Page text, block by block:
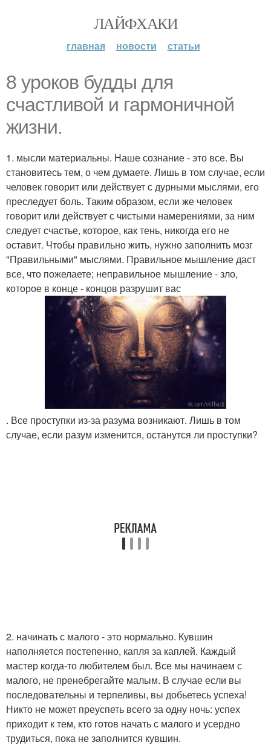
ЛАЙФХАКИ
главная новости статьи
8 уроков будды для
счастливой и гармоничной
жизни.
1. мысли материальны. Наше сознание - это все. Вы
становитесь тем, о чем думаете. Лишь в том случае, если
человек говорит или действует с дурными мыслями, его
преследует боль. Таким образом, если же человек
говорит или действует с чистыми намерениями, за ним
следует счастье, которое, как тень, никогда его не
оставит. Чтобы правильно жить, нужно заполнить мозг
"Правильными" мыслями. Правильное мышление даст
все, что пожелаете; неправильное мышление - зло,
которое в конце - концов разрушит вас
. Все проступки из-за разума возникают. Лишь в том
случае, если разум изменится, останутся ли проступки?
2. начинать с малого - это нормально. Кувшин
наполняется постепенно, капля за каплей. Каждый
мастер когда-то любителем был. Все мы начинаем с
малого, не пренебрегайте малым. В случае если вы
последовательны и терпеливы, вы добьетесь успеха!
Никто не может преуспеть всего за одну ночь: успех
приходит к тем, кто готов начать с малого и усердно
трудиться, пока не заполнится кувшин.